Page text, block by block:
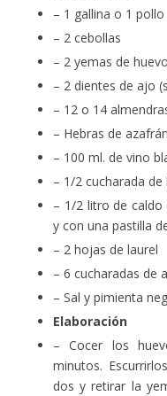
– 1 gallina o 1
– 2 cebollas
– 2 yemas de
– 2 dientes de ajo
– 12 o 14
– Hebras de
– 100 ml. de vino
– 1/2 cucharada
– 1/2 litro de
y con una pastilla
– 2 hojas de laurel
– 6 cucharadas de
– Sal y pimienta
Elaboración
– Cocer los
minutos.
dos y retirar la